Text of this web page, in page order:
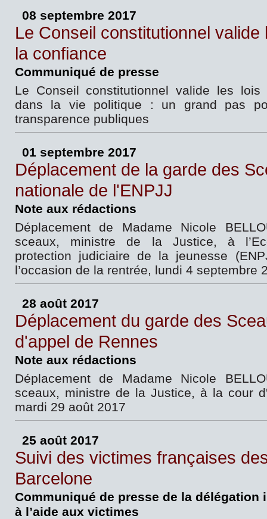
08 septembre 2017
Le Conseil constitutionnel valide
la confiance
Communiqué de presse
Le Conseil constitutionnel valide les lois
dans la vie politique : un grand pas
transparence publiques
01 septembre 2017
Déplacement de la garde des
nationale de l'ENPJJ
Note aux rédactions
Déplacement de Madame Nicole
sceaux, ministre de la Justice, à
protection judiciaire de la jeunesse
l’occasion de la rentrée, lundi 4 septembre
28 août 2017
Déplacement du garde des
d'appel de Rennes
Note aux rédactions
Déplacement de Madame Nicole
sceaux, ministre de la Justice, à la cour
mardi 29 août 2017
25 août 2017
Suivi des victimes françaises
Barcelone
Communiqué de presse de la délégation
à l’aide aux victimes